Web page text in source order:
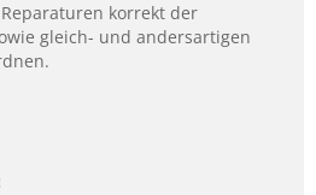
korrekt der
gleich- und andersartigen